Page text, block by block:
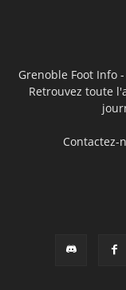
Grenoble Foot Info
Retrouvez toute
Contactez-